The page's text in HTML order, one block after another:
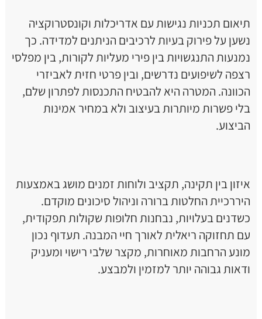
תיאום תכניות נגישות עם אדריכלות וקונסטרוקציה
נשען על פירוק בעיות לרכיבים הניתנים למדידה. כך
נמנעות התנגשויות בין פירי מעליות לקורות, בין מפלסי
רצפה לשיפועים נדרשים, ובין פרטי חזית לאביזרי
הכוונה. המטרה היא להבטיח התכנסות לפתרון שלם,
בלי פשרות מיותרות בעיצוב ולא במחיר אמינות
הביצוע.
איזון בין תקינה, תקציב ולוחות זמנים מושג באמצעות
היררכיית החלטות ברורה וניהול סיכונים מוקדם.
כשדנים בעלויות, נבחנות חלופות שקולות תפקודית,
עם תחזוקה ריאלית לאורך חיי המבנה. תעדוף נכון
מונע הרחבות מאוחרות, מקצר שלבי רישוי ומעניק
ודאות גבוהה יותר למזמין ולמבצע.